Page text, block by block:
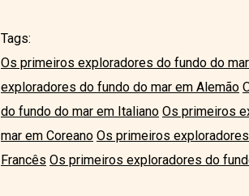
Tags:
Os primeiros exploradores do fundo do
exploradores do fundo do mar em Alemão
do fundo do mar em Italiano Os primeiros
mar em Coreano Os primeiros
Francês Os primeiros exploradores do